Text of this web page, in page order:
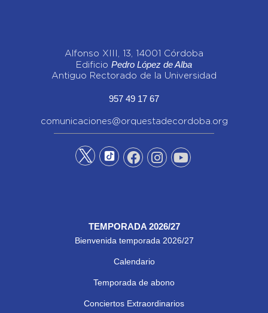
Alfonso XIII, 13, 14001 Córdoba
Edificio Pedro López de Alba
Antiguo Rectorado de la Universidad
957 49 17 67
comunicaciones@orquestadecordoba.org
TEMPORADA 2026/27
Bienvenida temporada 2026/27
Calendario
Temporada de abono
Conciertos Extraordinarios